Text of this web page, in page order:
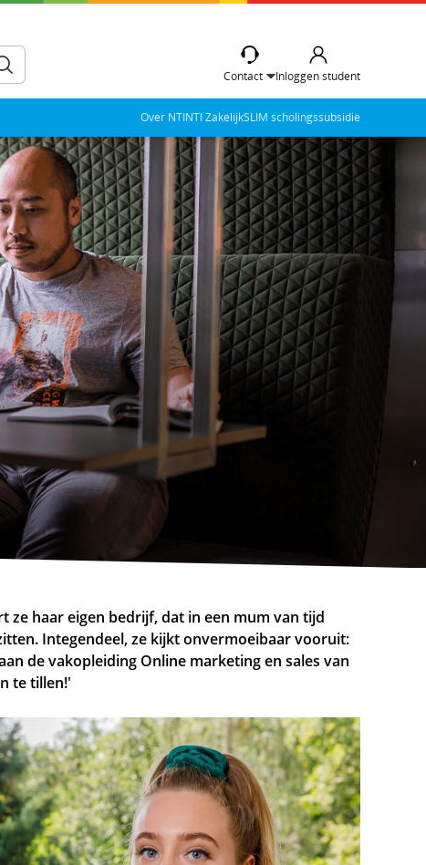
Contact Inloggen student
Over NTINTI ZakelijkSLIM scholingssubsidie
ze haar eigen bedrijf, dat in een mum van tijd
Integendeel, ze kijkt onvermoeibaar vooruit:
de vakopleiding Online marketing en sales van
te tillen!'